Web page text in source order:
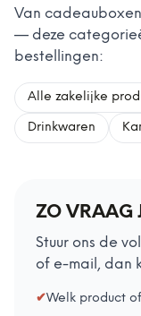
Van
— deze
bestellingen:
Alle zakelijke
Drinkwaren
ZO VRAAG
Stuur ons de
of e-mail, dan
✔Welk product